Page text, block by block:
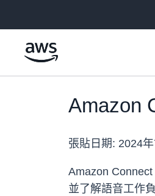
Amazon
張貼日期: 2024
Amazon
並了解語音工作